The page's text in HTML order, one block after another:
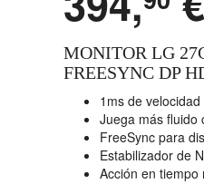
MONITOR LG
FREESYNC DP
1ms de
Juega más fluido
FreeSync para
Estabilizador de
Acción en tiempo